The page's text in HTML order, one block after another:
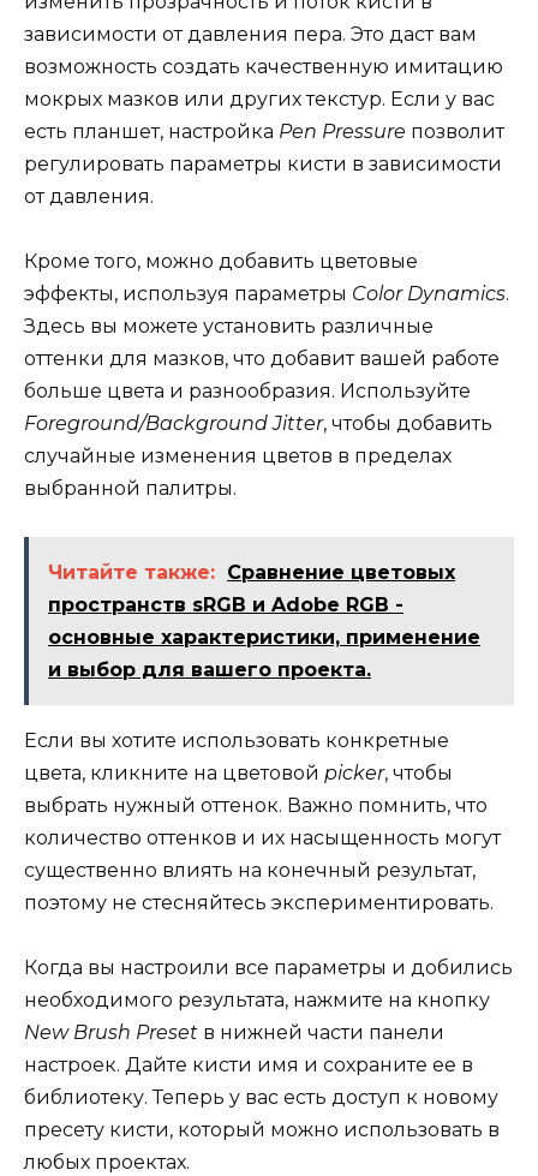
зависимости от давления пера. Это даст вам
возможность создать качественную имитацию
мокрых мазков или других текстур. Если у вас
есть планшет, настройка Pen Pressure позволит
регулировать параметры кисти в зависимости
от давления.
Кроме того, можно добавить цветовые
эффекты, используя параметры Color Dynamics.
Здесь вы можете установить различные
оттенки для мазков, что добавит вашей работе
больше цвета и разнообразия. Используйте
Foreground/Background Jitter, чтобы добавить
случайные изменения цветов в пределах
выбранной палитры.
Читайте также: Сравнение цветовых
пространств sRGB и Adobe RGB -
основные характеристики, применение
и выбор для вашего проекта.
Если вы хотите использовать конкретные
цвета, кликните на цветовой picker, чтобы
выбрать нужный оттенок. Важно помнить, что
количество оттенков и их насыщенность могут
существенно влиять на конечный результат,
поэтому не стесняйтесь экспериментировать.
Когда вы настроили все параметры и добились
необходимого результата, нажмите на кнопку
New Brush Preset в нижней части панели
настроек. Дайте кисти имя и сохраните ее в
библиотеку. Теперь у вас есть доступ к новому
пресету кисти, который можно использовать в
любых проектах.